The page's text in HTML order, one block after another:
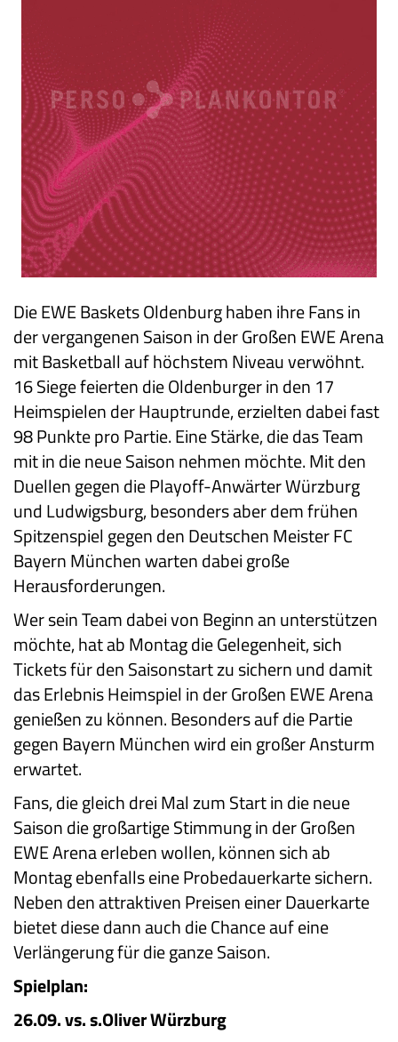
Die EWE Baskets Oldenburg haben ihre Fans in
der vergangenen Saison in der Großen EWE Arena
mit Basketball auf höchstem Niveau verwöhnt.
16 Siege feierten die Oldenburger in den 17
Heimspielen der Hauptrunde, erzielten dabei fast
98 Punkte pro Partie. Eine Stärke, die das Team
mit in die neue Saison nehmen möchte. Mit den
Duellen gegen die Playoff-Anwärter Würzburg
und Ludwigsburg, besonders aber dem frühen
Spitzenspiel gegen den Deutschen Meister FC
Bayern München warten dabei große
Herausforderungen.
Wer sein Team dabei von Beginn an unterstützen
möchte, hat ab Montag die Gelegenheit, sich
Tickets für den Saisonstart zu sichern und damit
das Erlebnis Heimspiel in der Großen EWE Arena
genießen zu können. Besonders auf die Partie
gegen Bayern München wird ein großer Ansturm
erwartet.
Fans, die gleich drei Mal zum Start in die neue
Saison die großartige Stimmung in der Großen
EWE Arena erleben wollen, können sich ab
Montag ebenfalls eine Probedauerkarte sichern.
Neben den attraktiven Preisen einer Dauerkarte
bietet diese dann auch die Chance auf eine
Verlängerung für die ganze Saison.
Spielplan:
26.09. vs. s.Oliver Würzburg